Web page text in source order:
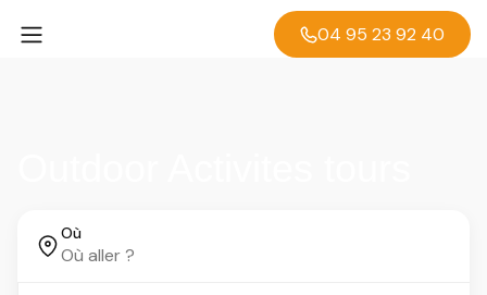
04 95 23 92 40
Où